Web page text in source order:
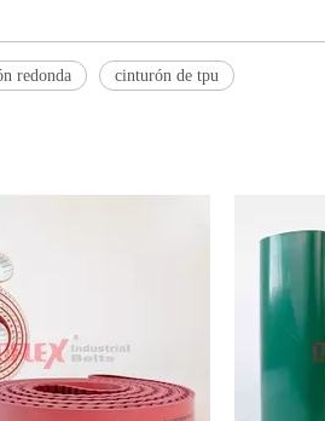
redonda cinturón de tpu